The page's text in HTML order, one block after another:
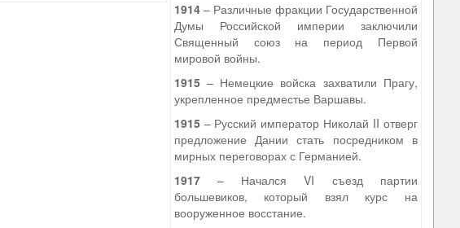
1914– Различные фракции Государственной
Думы Российской империи заключили
Священный союз на период Первой
мировой войны.
1915– Немецкие войска захватили Прагу,
укрепленное предместье Варшавы.
1915– Русский император Николай II отверг
предложение Дании стать посредником в
мирных переговорах с Германией.
1917– Начался VI съезд партии
большевиков, который взял курс на
вооруженное восстание.